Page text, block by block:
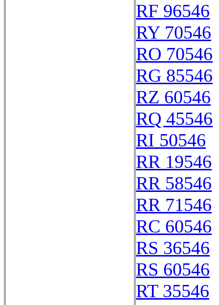
RF 96546
RY 70546
RO 70546
RG 85546
RZ 60546
RQ 45546
RI 50546
RR 19546
RR 58546
RR 71546
RC 60546
RS 36546
RS 60546
RT 35546